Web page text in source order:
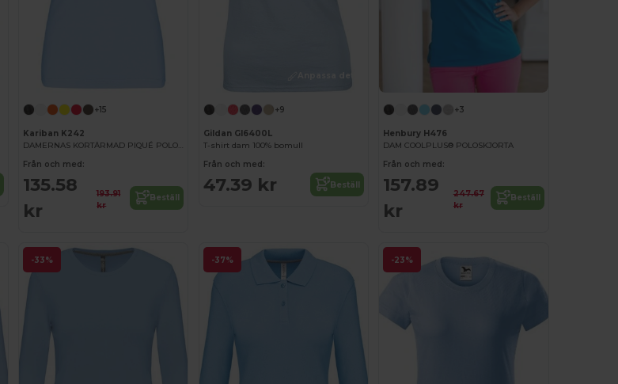
+15
Kariban K242
DAMERNAS KORTÄRMAD PIQUÉ POLOSKJORTA
Från och med:
135.58
kr
193.91
kr
Beställ
+9
Gildan GI6400L
T-shirt dam 100% bomull
Från och med:
47.39 kr Beställ
+3
Henbury H476
DAM COOLPLUS® POLOSKJORTA
Från och med:
157.89
kr
247.67
kr
Beställ
-33% -37% -23%